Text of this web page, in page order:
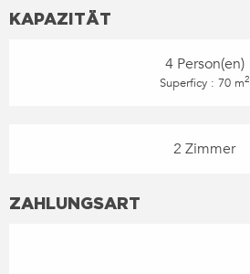
KAPAZITÄT
4 Person(en)
Superficy : 70 m2
2 Zimmer
ZAHLUNGSART